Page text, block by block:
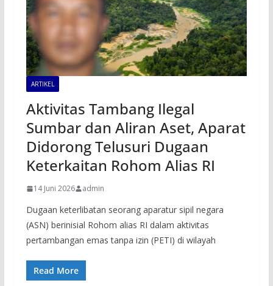
ARTIKEL
Aktivitas Tambang Ilegal
Sumbar dan Aliran Aset, Aparat
Didorong Telusuri Dugaan
Keterkaitan Rohom Alias RI
14 Juni 2026 admin
Dugaan keterlibatan seorang aparatur sipil negara
(ASN) berinisial Rohom alias RI dalam aktivitas
pertambangan emas tanpa izin (PETI) di wilayah
Read More